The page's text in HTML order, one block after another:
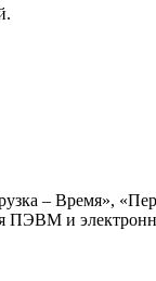
– Время»,
ПЭВМ и